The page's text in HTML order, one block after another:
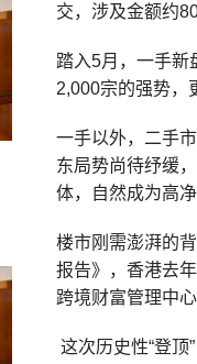
交，涉及金额约
踏入5月，一手新
2,000宗的强势，
一手以外，二手
东局势尚待纾缓
体，自然成为高
楼市刚需澎湃的
报告》，香港去
跨境财富管理中
这次历史性“登顶